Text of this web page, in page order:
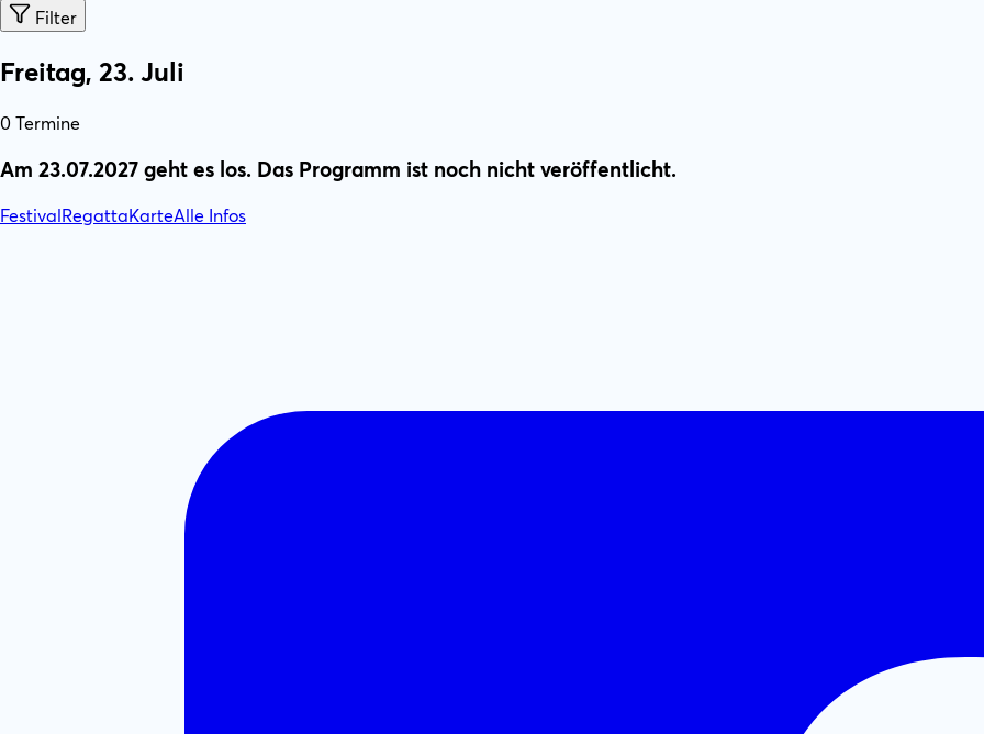
Filter
Freitag, 23. Juli
0 Termine
Am 23.07.2027 geht es los. Das Programm ist noch nicht veröffentlicht.
FestivalRegattaKarteAlle Infos